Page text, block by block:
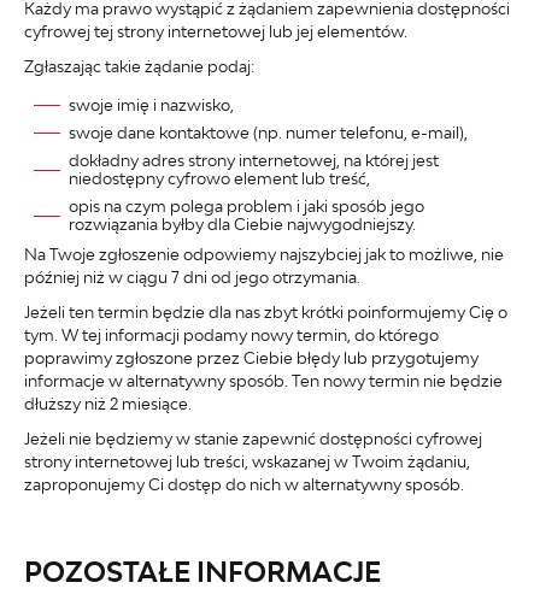
Każdy ma prawo wystąpić z żądaniem zapewnienia dostępności
cyfrowej tej strony internetowej lub jej elementów.
Zgłaszając takie żądanie podaj:
swoje imię i nazwisko,
swoje dane kontaktowe (np. numer telefonu, e-mail),
dokładny adres strony internetowej, na której jest
niedostępny cyfrowo element lub treść,
opis na czym polega problem i jaki sposób jego
rozwiązania byłby dla Ciebie najwygodniejszy.
Na Twoje zgłoszenie odpowiemy najszybciej jak to możliwe, nie
później niż w ciągu 7 dni od jego otrzymania.
Jeżeli ten termin będzie dla nas zbyt krótki poinformujemy Cię o
tym. W tej informacji podamy nowy termin, do którego
poprawimy zgłoszone przez Ciebie błędy lub przygotujemy
informacje w alternatywny sposób. Ten nowy termin nie będzie
dłuższy niż 2 miesiące.
Jeżeli nie będziemy w stanie zapewnić dostępności cyfrowej
strony internetowej lub treści, wskazanej w Twoim żądaniu,
zaproponujemy Ci dostęp do nich w alternatywny sposób.
POZOSTAŁE INFORMACJE